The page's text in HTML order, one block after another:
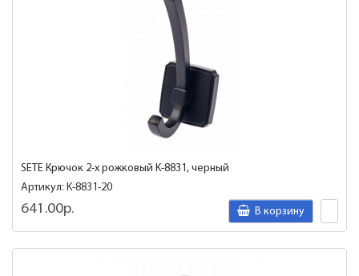
SETE Крючок 2-х рожковый K-8831, черный
Артикул: K-8831-20
641.00р. В корзину